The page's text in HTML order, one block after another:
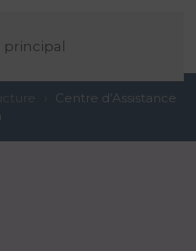
Centre d’Assistance